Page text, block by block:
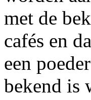
met de
cafés en
een
bekend is